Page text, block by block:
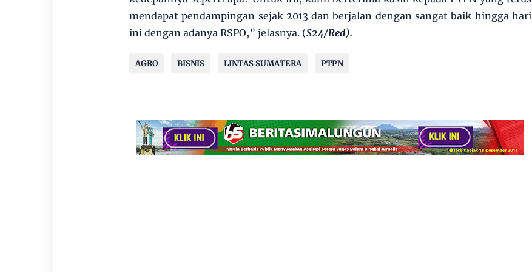
mendapat pendampingan sejak 2013 dan berjalan dengan sangat baik hingga hari
ini dengan adanya RSPO,” jelasnya. (S24/Red).
AGRO BISNIS LINTAS SUMATERA PTPN